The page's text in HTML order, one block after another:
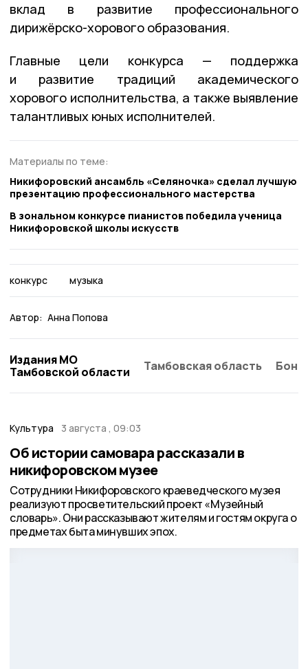
вклад в развитие профессионального
дирижёрско-хорового образования.
Главные цели конкурса — поддержка
и развитие традиций академического
хорового исполнительства, а также выявление
талантливых юных исполнителей.
Материалы по теме:
Никифоровский ансамбль «Селяночка» сделал лучшую
презентацию профессионального мастерства
В зональном конкурсе пианистов победила ученица
Никифоровской школы искусств
конкурс музыка
Автор: Анна Попова
Издания МО
Тамбовской области
Тамбовская область
Культура 3 августа , 09:03
Об истории самовара рассказали в
никифоровском музее
Сотрудники Никифоровского краеведческого музея
реализуют просветительский проект «Музейный
словарь». Они рассказывают жителям и гостям округа о
предметах быта минувших эпох.